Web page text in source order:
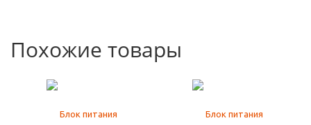
Похожие товары